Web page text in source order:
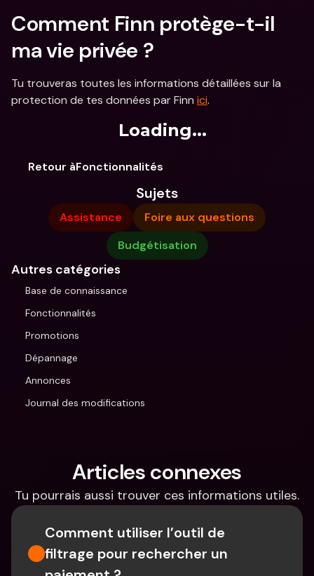
Comment Finn protège-t-il
ma vie privée ?
Tu trouveras toutes les informations détaillées sur la
protection de tes données par Finn ici.
Loading...
Retour àFonctionnalités
Sujets
Assistance
Foire aux questions
Budgétisation
Autres catégories
Base de connaissance
Fonctionnalités
Promotions
Dépannage
Annonces
Journal des modifications
Articles connexes
Tu pourrais aussi trouver ces informations utiles.
Comment utiliser l’outil de
filtrage pour rechercher un